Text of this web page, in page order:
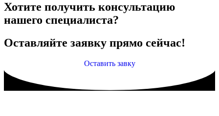
Хотите получить консультацию
нашего специалиста?
Оставляйте заявку прямо сейчас!
Оставить завку